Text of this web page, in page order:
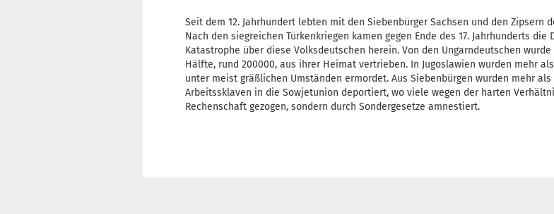
Seit dem 12. Jahrhundert lebten mit den Siebenbürger Sachsen und den Zipsern
Nach den siegreichen Türkenkriegen kamen gegen Ende des 17. Jahrhunderts die
Katastrophe über diese Volksdeutschen herein. Von den Ungarndeutschen
Hälfte, rund 200000, aus ihrer Heimat vertrieben. In Jugoslawien wurden mehr
unter meist gräßlichen Umständen ermordet. Aus Siebenbürgen wurden mehr
Arbeitssklaven in die Sowjetunion deportiert, wo viele wegen der harten
Rechenschaft gezogen, sondern durch Sondergesetze amnestiert.